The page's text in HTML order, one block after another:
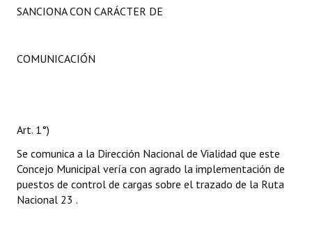
SANCIONA CON CARÁCTER DE
COMUNICACIÓN
Art. 1°)
Se comunica a la Dirección Nacional de Vialidad que este
Concejo Municipal vería con agrado la implementación de
puestos de control de cargas sobre el trazado de la Ruta
Nacional 23 .